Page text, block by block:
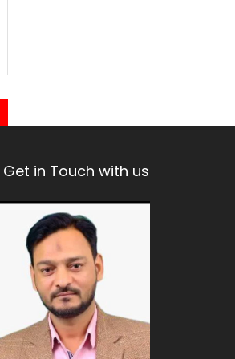
Get in Touch with us